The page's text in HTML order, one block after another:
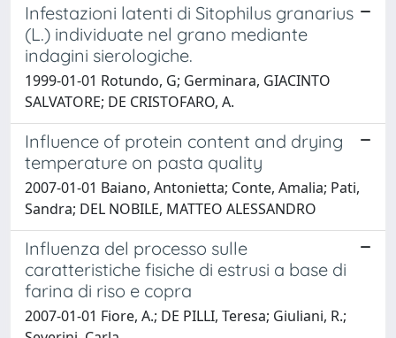
Infestazioni latenti di Sitophilus granarius
(L.) individuate nel grano mediante
indagini sierologiche.
1999-01-01 Rotundo, G; Germinara, GIACINTO
SALVATORE; DE CRISTOFARO, A.
Influence of protein content and drying
temperature on pasta quality
2007-01-01 Baiano, Antonietta; Conte, Amalia; Pati,
Sandra; DEL NOBILE, MATTEO ALESSANDRO
Influenza del processo sulle
caratteristiche fisiche di estrusi a base di
farina di riso e copra
2007-01-01 Fiore, A.; DE PILLI, Teresa; Giuliani, R.;